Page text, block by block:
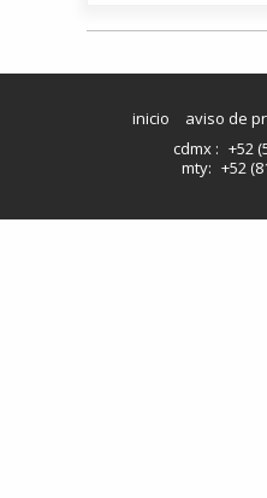
inicio aviso de
cdmx : +52
mty: +52